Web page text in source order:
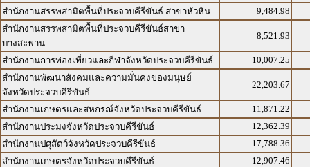
สำนักงานสรรพสามิตพื้นที่ประจวบคีรีขันธ์ สาขาหัวหิน
9,484.98
สำนักงานสรรพสามิตพื้นที่ประจวบคีรีขันธ์สาขา
บางสะพาน
8,521.93
สำนักงานการท่องเที่ยวและกีฬาจังหวัดประจวบคีรีขันธ์
10,007.25
สำนักงานพัฒนาสังคมและความมั่นคงของมนุษย์
จังหวัดประจวบคีรีขันธ์
22,203.67
สำนักงานเกษตรและสหกรณ์จังหวัดประจวบคีรีขันธ์
11,871.22
สำนักงานประมงจังหวัดประจวบคีรีขันธ์
12,362.39
สำนักงานปศุสัตว์จังหวัดประจวบคีรีขันธ์
17,788.36
สำนักงานเกษตรจังหวัดประจวบคีรีขันธ์
12,907.46